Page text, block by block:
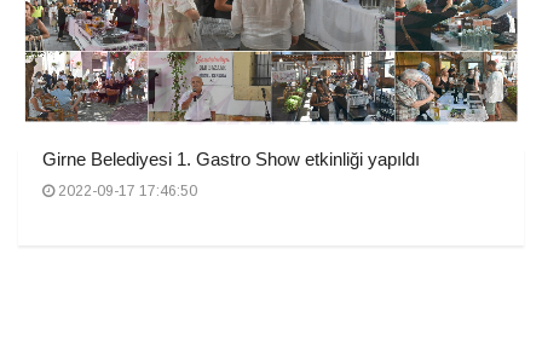
Girne Belediyesi 1. Gastro Show etkinliği yapıldı
2022-09-17 17:46:50